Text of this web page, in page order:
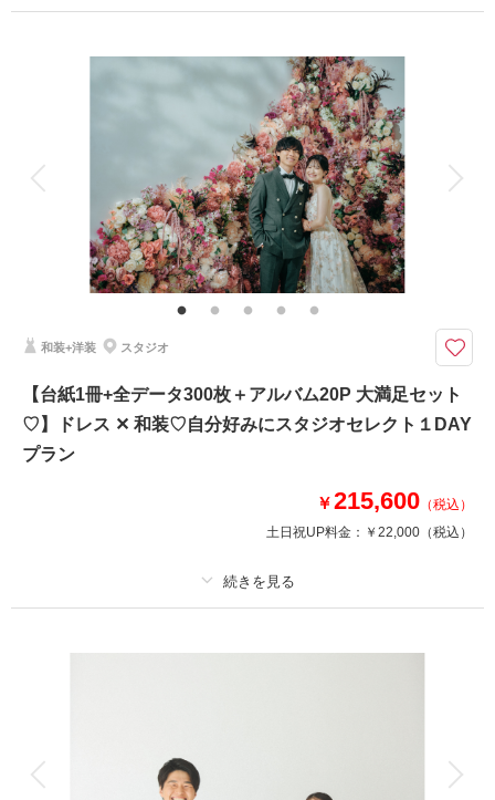
撮影日の空き
を確認する
新郎衣装2着
ヘアメイク 小物一式
データ 台紙付写真
会食 挙式
家族用衣装レンタル ペットと撮影
その他含むもの
ヘアメイクアテンド
おしゃれな背景のハウススタジオと室内に日本庭園を再現した和風スタジオ
自社オリジナルスタジオでの撮影、
なんとアルバムがセットになっていてこの価格！
おしゃれな背景セットでSNS映えも間違いなし！
2025年7月14日
和装+洋装 スタジオ
【台紙1冊+全データ300枚＋アルバム20P 大満足セット
♡】ドレス ✕ 和装♡自分好みにスタジオセレクト１DAY
プラン
￥215,600 （税込）
土日祝UP料金： ￥22,000 （税込）
家族用衣装レンタル